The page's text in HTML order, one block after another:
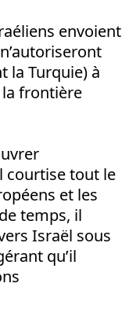
envoient
la Turquie) à
la frontière
courtise tout le
et les
temps, il
Israël sous
qu’il